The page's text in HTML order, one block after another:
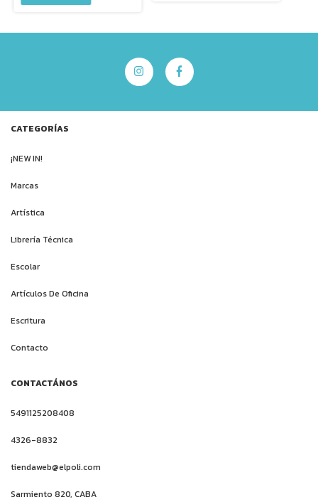
CATEGORÍAS
¡NEW IN!
Marcas
Artística
Librería Técnica
Escolar
Artículos De Oficina
Escritura
Contacto
CONTACTÁNOS
5491125208408
4326-8832
tiendaweb@elpoli.com
Sarmiento 820, CABA